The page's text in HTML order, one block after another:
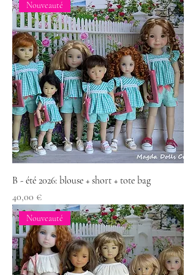
Nouveauté
B - été 2026: blouse + short + tote bag
Prix
40,00 €
Nouveauté